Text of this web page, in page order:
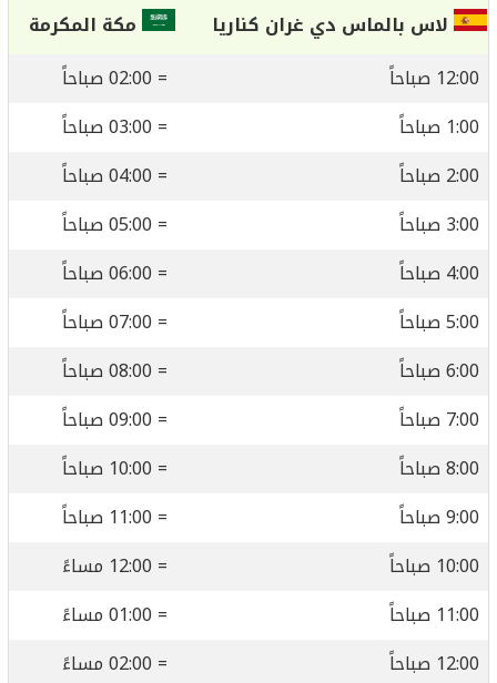
لاس بالماس دي غران كناريا
مكة المكرمة
12:00 صباحاً
= 02:00 صباحاً
1:00 صباحاً
= 03:00 صباحاً
2:00 صباحاً
= 04:00 صباحاً
3:00 صباحاً
= 05:00 صباحاً
4:00 صباحاً
= 06:00 صباحاً
5:00 صباحاً
= 07:00 صباحاً
6:00 صباحاً
= 08:00 صباحاً
7:00 صباحاً
= 09:00 صباحاً
8:00 صباحاً
= 10:00 صباحاً
9:00 صباحاً
= 11:00 صباحاً
10:00 صباحاً
= 12:00 مساءً
11:00 صباحاً
= 01:00 مساءً
12:00 صباحاً
= 02:00 مساءً